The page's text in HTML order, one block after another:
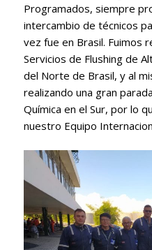
Programados, siempre
intercambio de técnicos
vez fue en Brasil. Fuimos
Servicios de Flushing de
del Norte de Brasil, y al
realizando una gran
Química en el Sur, por lo
nuestro Equipo